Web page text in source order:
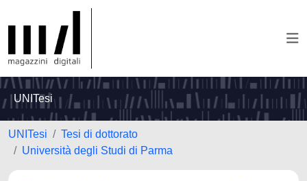
UNITesi
UNITesi
Tesi di dottorato
Università degli Studi di Parma